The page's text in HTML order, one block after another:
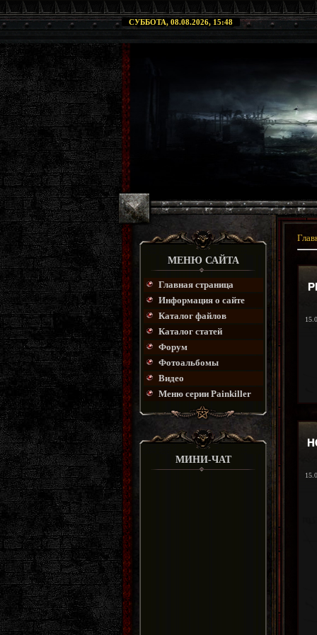
СУББОТА, 08.08.2026, 15:48
МЕНЮ САЙТА
Главная страница
Информация о сайте
Каталог файлов
Каталог статей
Форум
Фотоальбомы
Видео
Меню серии Painkiller
МИНИ-ЧАТ